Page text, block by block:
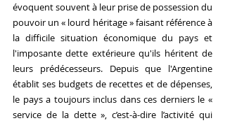
évoquent souvent à leur prise de possession du
pouvoir un « lourd héritage » faisant référence à
la difficile situation économique du pays et
l'imposante dette extérieure qu'ils héritent de
leurs prédécesseurs. Depuis que l'Argentine
établit ses budgets de recettes et de dépenses,
le pays a toujours inclus dans ces derniers le «
service de la dette », c’est-à-dire l’activité qui